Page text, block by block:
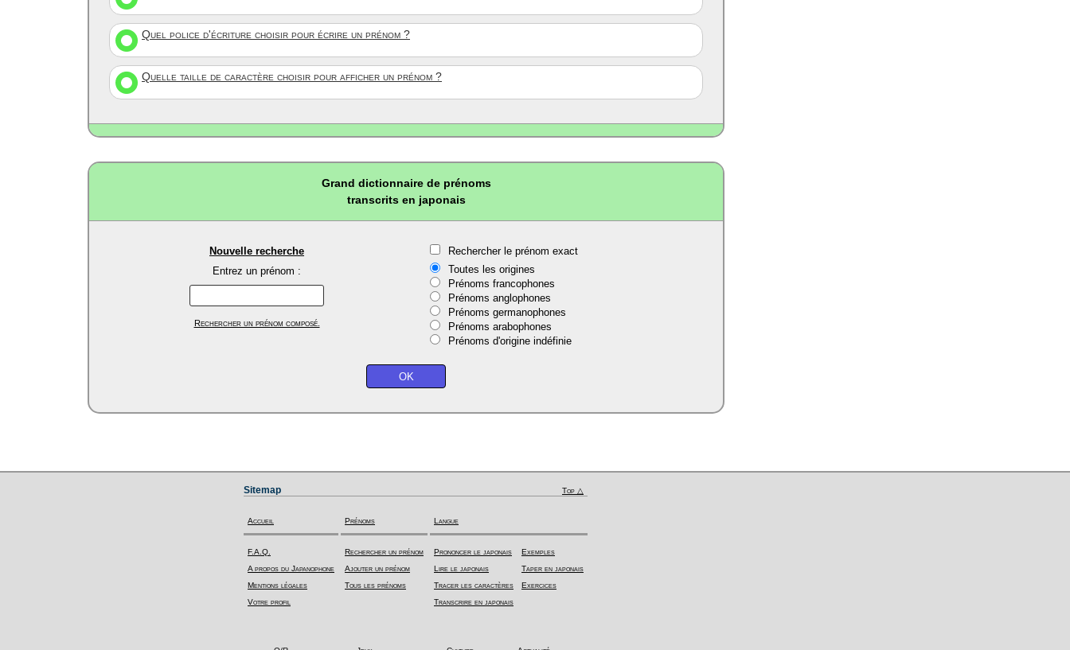
Quel police d'écriture choisir pour écrire un prénom ?
Quelle taille de caractère choisir pour afficher un prénom ?
Grand dictionnaire de prénoms
transcrits en japonais
Nouvelle recherche
Entrez un prénom :
Rechercher un prénom composé.
Rechercher le prénom exact
Toutes les origines
Prénoms francophones
Prénoms anglophones
Prénoms germanophones
Prénoms arabophones
Prénoms d'origine indéfinie
Sitemap Top △
Accueil
F.A.Q.
A propos du Japanophone
Mentions légales
Votre profil
Prénoms
Rechercher un prénom
Ajouter un prénom
Tous les prénoms
Langue
Prononcer le japonais
Lire le japonais
Tracer les caractères
Transcrire en japonais
Exemples
Taper en japonais
Exercices